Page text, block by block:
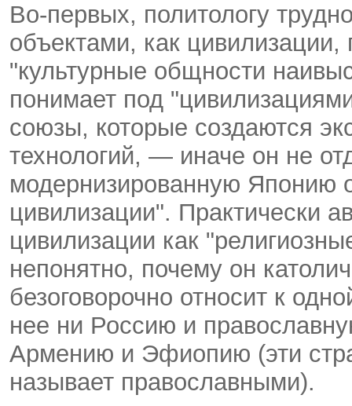
Во-первых, политологу
объектами, как
"культурные общности
понимает под
союзы, которые создаются
технологий, — иначе он не
модернизированную Японию
цивилизации". Практически
цивилизации как
непонятно, почему он
безоговорочно относит к
нее ни Россию и
Армению и Эфиопию (эти
называет православными).